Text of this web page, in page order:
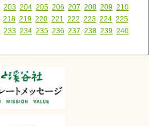
203 204 205 206 207 208 209 210
218 219 220 221 222 223 224 225
233 234 235 236 237 238 239 240